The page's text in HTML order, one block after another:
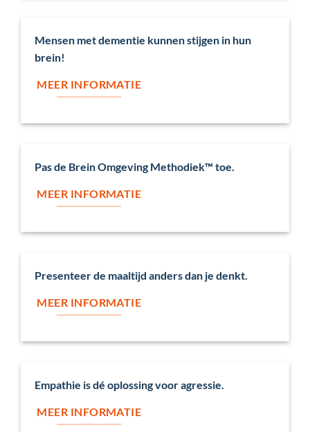
Mensen met dementie kunnen stijgen in hun
brein!
MEER INFORMATIE
Pas de Brein Omgeving Methodiek™ toe.
MEER INFORMATIE
Presenteer de maaltijd anders dan je denkt.
MEER INFORMATIE
Empathie is dé oplossing voor agressie.
MEER INFORMATIE